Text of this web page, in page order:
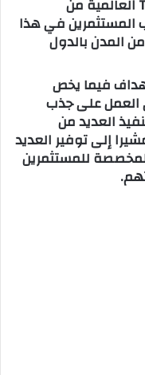
في هذا
المدن بالدول
فيما يخص
العمل على جذب
العديد من
إلى توفير العديد
للمستثمرين